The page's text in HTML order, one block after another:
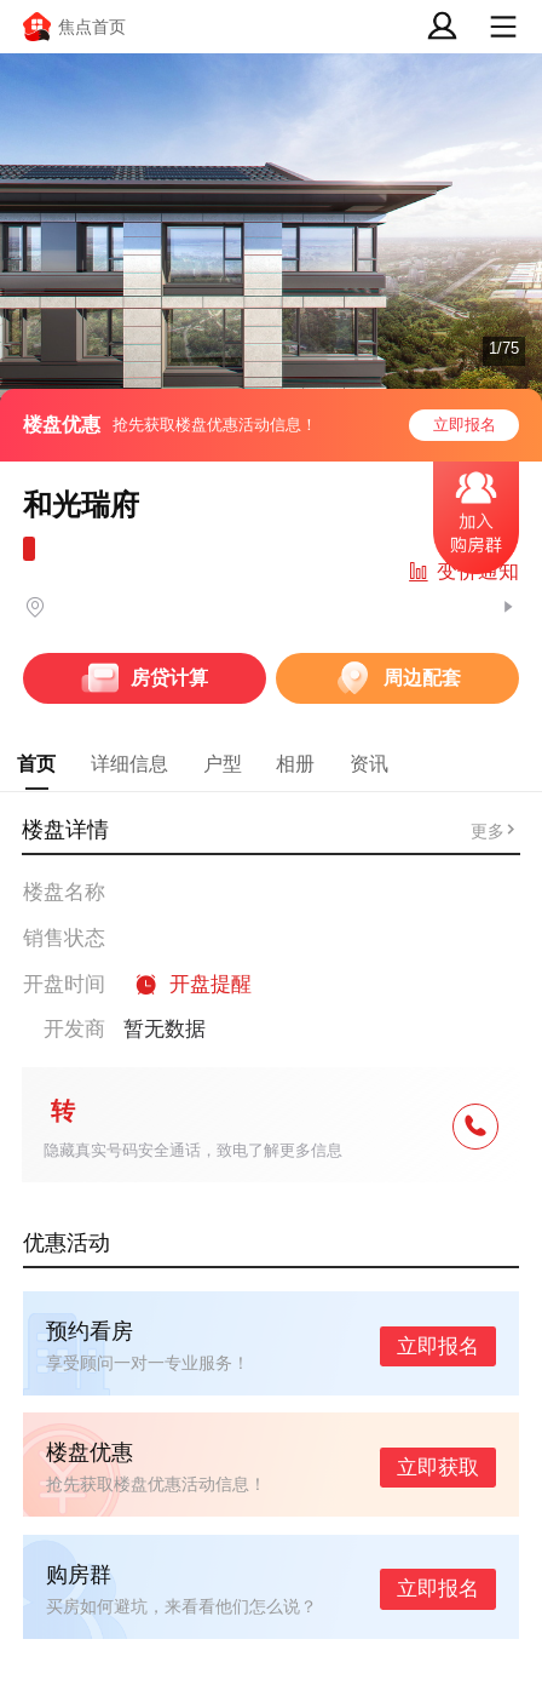
焦点首页
楼盘优惠 抢先获取楼盘优惠活动信息！ 立即报名
1/75
和光瑞府
变价通知
房贷计算 周边配套
首页 详细信息 户型 相册 资讯
楼盘详情 更多
楼盘名称
销售状态
开盘时间
开盘提醒
开发商
暂无数据
转
隐藏真实号码安全通话，致电了解更多信息
优惠活动
预约看房
享受顾问一对一专业服务！
立即报名
楼盘优惠
抢先获取楼盘优惠活动信息！
立即获取
购房群
买房如何避坑，来看看他们怎么说？
立即报名